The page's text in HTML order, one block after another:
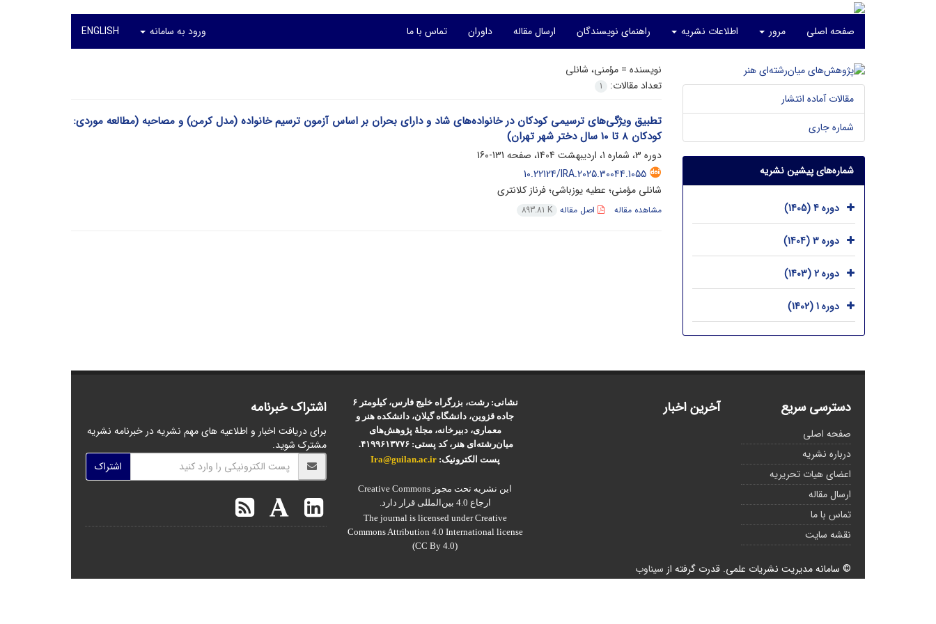
صفحه اصلی مرور اطلاعات نشریه راهنمای نویسندگان ارسال مقاله داوران تماس با ما ورود به سامانه ENGLISH
نویسنده =مؤمنی، شانلی
تعداد مقالات:
1
تطبیق ویژگی‌های ترسیمی کودکان در خانواده‌های شاد و دارای بحران بر اساس آزمون ترسیم خانواده (مدل کرمن) و مصاحبه (مطالعه موردی:
کودکان ۸ تا ۱۰ سال دختر شهر تهران)
دوره 3، شماره 1، اردیبهشت 1404، صفحه
131-160
10.22124/IRA.2025.30044.1055
شانلی مؤمنی؛ عطیه یوزباشی؛ فرناز کلانتری
مشاهده مقاله اصل مقاله 893.81 K
مقالات آماده انتشار
شماره جاری
شماره‌های پیشین نشریه
دوره 4 (1405)
دوره 3 (1404)
دوره 2 (1403)
دوره 1 (1402)
دسترسی سریع
صفحه اصلی
درباره نشریه
اعضای هیات تحریریه
ارسال مقاله
تماس با ما
نقشه سایت
آخرین اخبار
نشانی: رشت، بزرگراه خلیج فارس، کیلومتر ۶
جاده قزوین، دانشگاه گیلان، دانشکده هنر و
معماری، دبیرخانه، مجلۀ پژوهش‌های
میان‌رشته‌ای هنر، کد پستی: ۴۱۹۹۶۱۳۷۷۶.
پست الکترونیک:Ira@guilan.ac.ir
این نشریه تحت مجوز Creative Commons
ارجاع 4.0 بین‌المللی قرار دارد.
The journal is licensed under Creative
Commons Attribution 4.0 International license
(CC By 4.0)
اشتراک خبرنامه
برای دریافت اخبار و اطلاعیه های مهم نشریه در خبرنامه نشریه
مشترک شوید.
اشتراک
© سامانه مدیریت نشریات علمی. قدرت گرفته از سیناوب